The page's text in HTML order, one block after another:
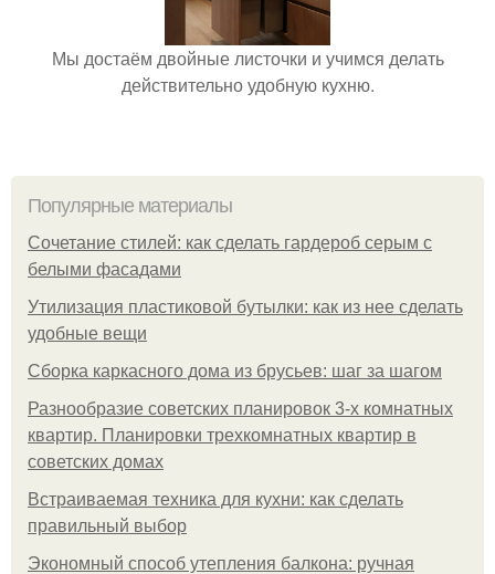
Мы достаём двойные листочки и учимся делать
действительно удобную кухню.
Популярные материалы
Сочетание стилей: как сделать гардероб серым с
белыми фасадами
Утилизация пластиковой бутылки: как из нее сделать
удобные вещи
Сборка каркасного дома из брусьев: шаг за шагом
Разнообразие советских планировок 3-х комнатных
квартир. Планировки трехкомнатных квартир в
советских домах
Встраиваемая техника для кухни: как сделать
правильный выбор
Экономный способ утепления балкона: ручная